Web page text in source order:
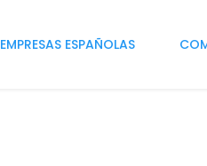
EMPRESAS ESPAÑOLAS